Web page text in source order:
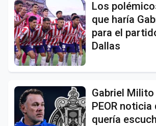
Los
que haría
para el
Dallas
Gabriel
PEOR noticia
quería